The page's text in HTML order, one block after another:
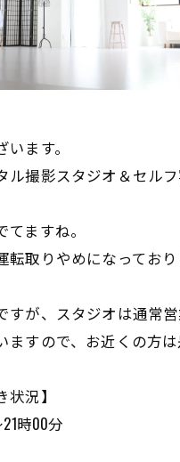
ます。
撮影スタジオ＆セルフ写
ますね。
転取りやめになっており
すが、スタジオは通常営
ますので、お近くの方は
状況】
時00分